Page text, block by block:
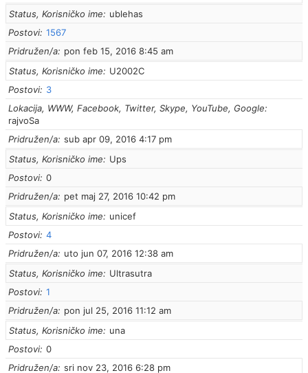
Status, Korisničko ime
ublehas
Postovi 1567
Pridružen/a
pon feb 15, 2016 8:45 am
Status, Korisničko ime
U2002C
Postovi
3
Lokacija, WWW, Facebook, Twitter, Skype, YouTube, Google
rajvoSa
Pridružen/a sub apr 09, 2016 4:17 pm
Status, Korisničko ime
Ups
Postovi 0
Pridružen/a
pet maj 27, 2016 10:42 pm
Status, Korisničko ime
unicef
Postovi 4
Pridružen/a
uto jun 07, 2016 12:38 am
Status, Korisničko ime
Ultrasutra
Postovi 1
Pridružen/a
pon jul 25, 2016 11:12 am
Status, Korisničko ime
una
Postovi 0
Pridružen/a sri nov 23, 2016 6:28 pm